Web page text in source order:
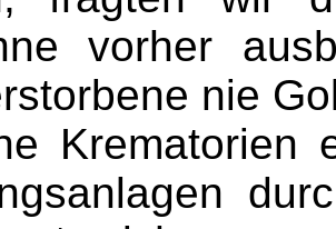
vorher
nie
Krematorien